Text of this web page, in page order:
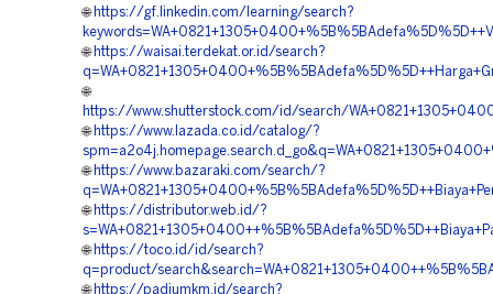
🌐 https://gf.linkedin.com/learning/search?
🌐 https://waisai.terdekat.or.id/search?
🌐
https://www.shutterstock.com/id/search/
🌐 https://www.lazada.co.id/catalog/?
🌐 https://www.bazaraki.com/search/?
🌐 https://distributor.web.id/?
🌐 https://toco.id/id/search?
q=product/
🌐 https://padiumkm.id/search?